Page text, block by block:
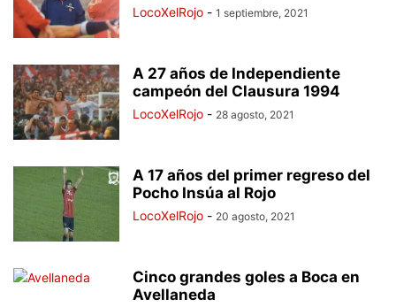
LocoXelRojo - 1 septiembre, 2021
A 27 años de Independiente
campeón del Clausura 1994
LocoXelRojo - 28 agosto, 2021
A 17 años del primer regreso del
Pocho Insúa al Rojo
LocoXelRojo - 20 agosto, 2021
Cinco grandes goles a Boca en
Avellaneda